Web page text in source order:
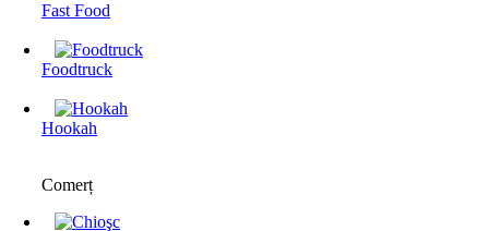
Fast Food
Foodtruck
Hookah
Comerț